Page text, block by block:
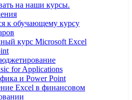
на наши курсы.
к обучающему курсу
курс Microsoft Excel
for Applications
и Power Point
Excel в финансовом